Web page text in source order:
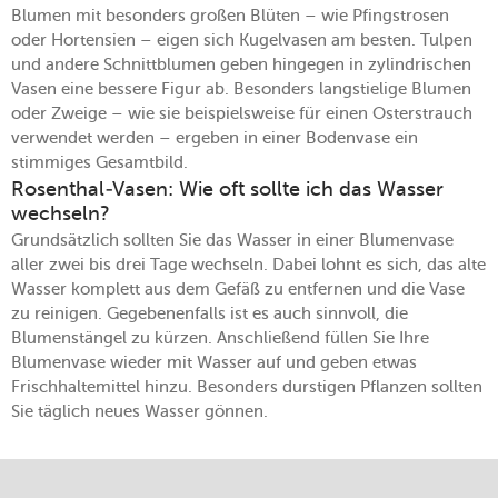
Blumen mit besonders großen Blüten – wie Pfingstrosen
oder Hortensien – eigen sich Kugelvasen am besten. Tulpen
und andere Schnittblumen geben hingegen in zylindrischen
Vasen eine bessere Figur ab. Besonders langstielige Blumen
oder Zweige – wie sie beispielsweise für einen Osterstrauch
verwendet werden – ergeben in einer Bodenvase ein
stimmiges Gesamtbild.
Rosenthal-Vasen: Wie oft sollte ich das Wasser
wechseln?
Grundsätzlich sollten Sie das Wasser in einer Blumenvase
aller zwei bis drei Tage wechseln. Dabei lohnt es sich, das alte
Wasser komplett aus dem Gefäß zu entfernen und die Vase
zu reinigen. Gegebenenfalls ist es auch sinnvoll, die
Blumenstängel zu kürzen. Anschließend füllen Sie Ihre
Blumenvase wieder mit Wasser auf und geben etwas
Frischhaltemittel hinzu. Besonders durstigen Pflanzen sollten
Sie täglich neues Wasser gönnen.